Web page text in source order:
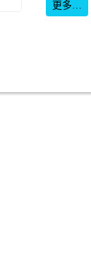
更多…